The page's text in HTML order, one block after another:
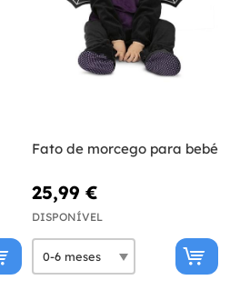
Fato de morcego para bebé
25,99 €
DISPONÍVEL